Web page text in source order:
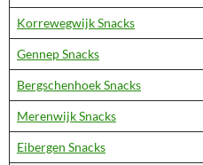
Korrewegwijk Snacks
Gennep Snacks
Bergschenhoek Snacks
Merenwijk Snacks
Eibergen Snacks